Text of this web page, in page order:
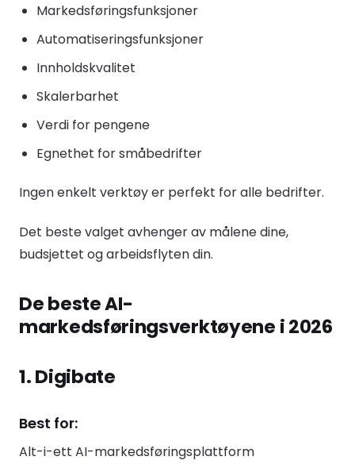
Markedsføringsfunksjoner
Automatiseringsfunksjoner
Innholdskvalitet
Skalerbarhet
Verdi for pengene
Egnethet for småbedrifter
Ingen enkelt verktøy er perfekt for alle bedrifter.
Det beste valget avhenger av målene dine,
budsjettet og arbeidsflyten din.
De beste AI-
markedsføringsverktøyene i 2026
1. Digibate
Best for:
Alt-i-ett AI-markedsføringsplattform